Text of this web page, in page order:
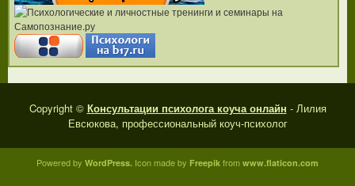
Copyright © Консультации психолога коуча онлайн - Лилия
Евсюкова, профессиональный коуч-психолог
Powered by WordPress. Icon made by Freepik from www.flaticon.com